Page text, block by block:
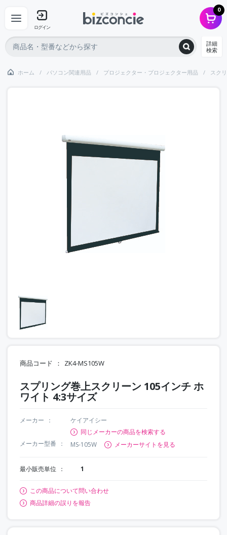
ログイン
0
詳細
検索
ホーム パソコン関連用品 プロジェクター・プロジェクター用品 スク
商品コード ZK4-MS105W
スプリング巻上スクリーン 105インチ ホ
ワイト 4:3サイズ
メーカー
ケイアイシー
同じメーカーの商品を検索する
メーカー型番
MS-105W メーカーサイトを見る
最小販売単位 1
この商品について問い合わせ
商品詳細の誤りを報告